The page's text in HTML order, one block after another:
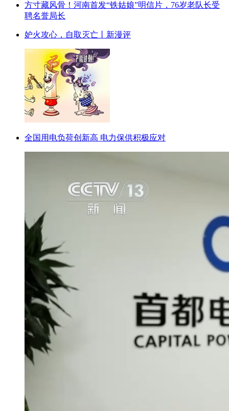
方寸藏风骨！河南首发“铁姑娘”明信片，76岁老队长受
聘名誉局长
妒火攻心，自取灭亡丨新漫评
全国用电负荷创新高 电力保供积极应对